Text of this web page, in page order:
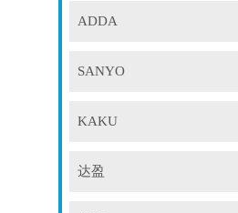
ADDA
SANYO
KAKU
达盈